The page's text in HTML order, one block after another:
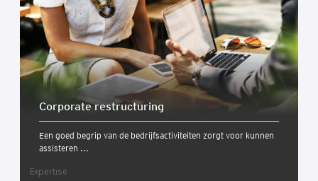
Cor­po­ra­te restruc­tu­ring
Een goed begrip van de bedrijfsactiviteiten zorgt voor kunnen
assisteren ...
Expertise